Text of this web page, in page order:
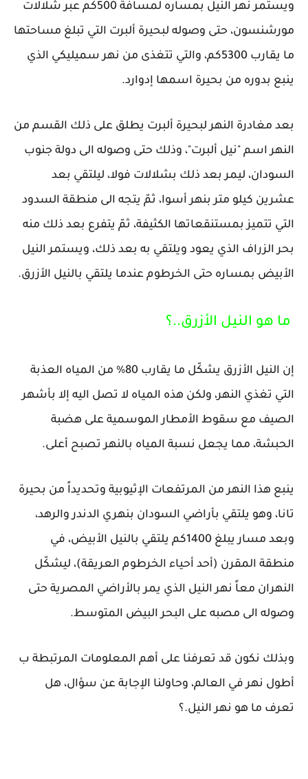
ويستمر نهر النيل بمساره لمسافة 500كم عبر شلالات
مورشنسون، حتى وصوله لبحيرة ألبرت التي تبلغ مساحتها
ما يقارب 5300كم، والتي تتغذى من نهر سميليكي الذي
ينبع بدوره من بحيرة اسمها إدوارد.
بعد مغادرة النهر لبحيرة ألبرت يطلق على ذلك القسم من
النهر اسم "نيل ألبرت"، وذلك حتى وصوله الى دولة جنوب
السودان، ليمر بعد ذلك بشلالات فولا، ليلتقي بعد
عشرين كيلو متر بنهر أسوا، ثمّ يتجه الى منطقة السدود
التي تتميز بمستنقعاتها الكثيفة، ثمّ يتفرع بعد ذلك منه
بحر الزراف الذي يعود ويلتقي به بعد ذلك، ويستمر النيل
الأبيض بمساره حتى الخرطوم عندما يلتقي بالنيل الأزرق.
ما هو النيل الأزرق..؟
إن النيل الأزرق يشكّل ما يقارب 80% من المياه العذبة
التي تغذي النهر، ولكن هذه المياه لا تصل اليه إلا بأشهر
الصيف مع سقوط الأمطار الموسمية على هضبة
الحبشة، مما يجعل نسبة المياه بالنهر تصبح أعلى.
ينبع هذا النهر من المرتفعات الإثيوبية وتحديداً من بحيرة
تانا، وهو يلتقي بأراضي السودان بنهري الدندر والرهد،
وبعد مسار يبلغ 1400كم يلتقي بالنيل الأبيض، في
منطقة المقرن (أحد أحياء الخرطوم العريقة)، ليشكّل
النهران معاً نهر النيل الذي يمر بالأراضي المصرية حتى
وصوله الى مصبه على البحر البيض المتوسط.
وبذلك نكون قد تعرفنا على أهم المعلومات المرتبطة ب
أطول نهر في العالم، وحاولنا الإجابة عن سؤال، هل
تعرف ما هو نهر النيل.؟